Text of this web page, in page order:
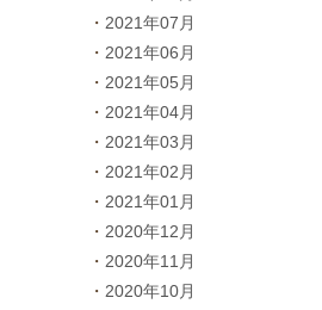
2021年07月
2021年06月
2021年05月
2021年04月
2021年03月
2021年02月
2021年01月
2020年12月
2020年11月
2020年10月